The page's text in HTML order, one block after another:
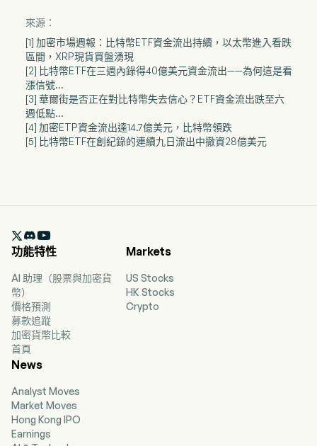
來源：
[1] 加密市場週報：比特幣ETF資金流出持續，以太幣進入看跌
區間，XRP現貨買盤湧現
[2] 比特幣ETF在三週內錄得40億美元資金流出——為何這是看
漲信號...
[3] 華爾街是否正在對比特幣失去信心？ETF資金流出跌至六
週低點...
[4] 加密ETP資金流出達14.7億美元，比特幣領跌
[5] 比特幣ETF在創紀錄的連續九日流出中撤資28億美元

功能特性
AI 助理（股票與加密貨
幣）
價格預測
募款追蹤
加密貨幣比較
首頁
Markets
US Stocks
HK Stocks
Crypto
News
Analyst Moves
Market Moves
Hong Kong IPO
Earnings